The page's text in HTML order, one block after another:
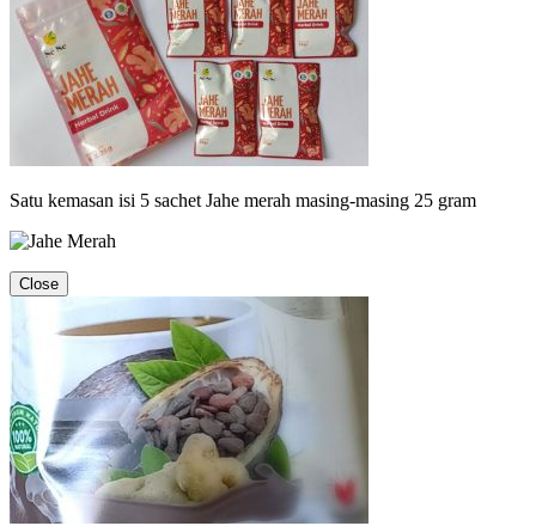
Satu kemasan isi 5 sachet Jahe merah masing-masing 25 gram
Close